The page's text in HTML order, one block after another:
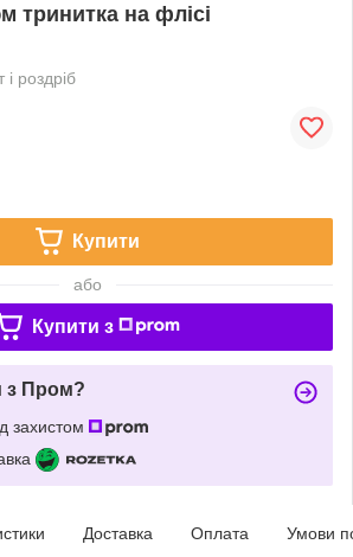
тринитка на флісі
і роздріб
Купити
або
Купити з
з Пром?
захистом
Доставка Оплата Умови